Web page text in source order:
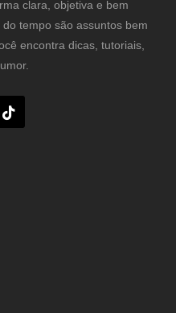
clara, objetiva e bem
tempo são assuntos bem
encontra dicas, tutoriais,